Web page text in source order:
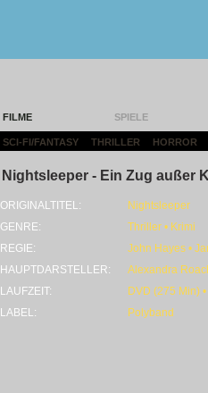
FILME SPIELE
SCI-FI/FANTASY THRILLER HORROR
Nightsleeper - Ein Zug außer
ORIGINALTITEL:
Nightsleeper
GENRE:
Thriller • Krimi
REGIE:
John Hayes •
HAUPTDARSTELLER:
Alexandra
LAUFZEIT:
DVD (275 Min)
LABEL:
Polyband